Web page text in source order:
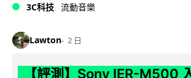
3C科技 流動音樂
Lawton 2 日
【評測】Sony IER-M500